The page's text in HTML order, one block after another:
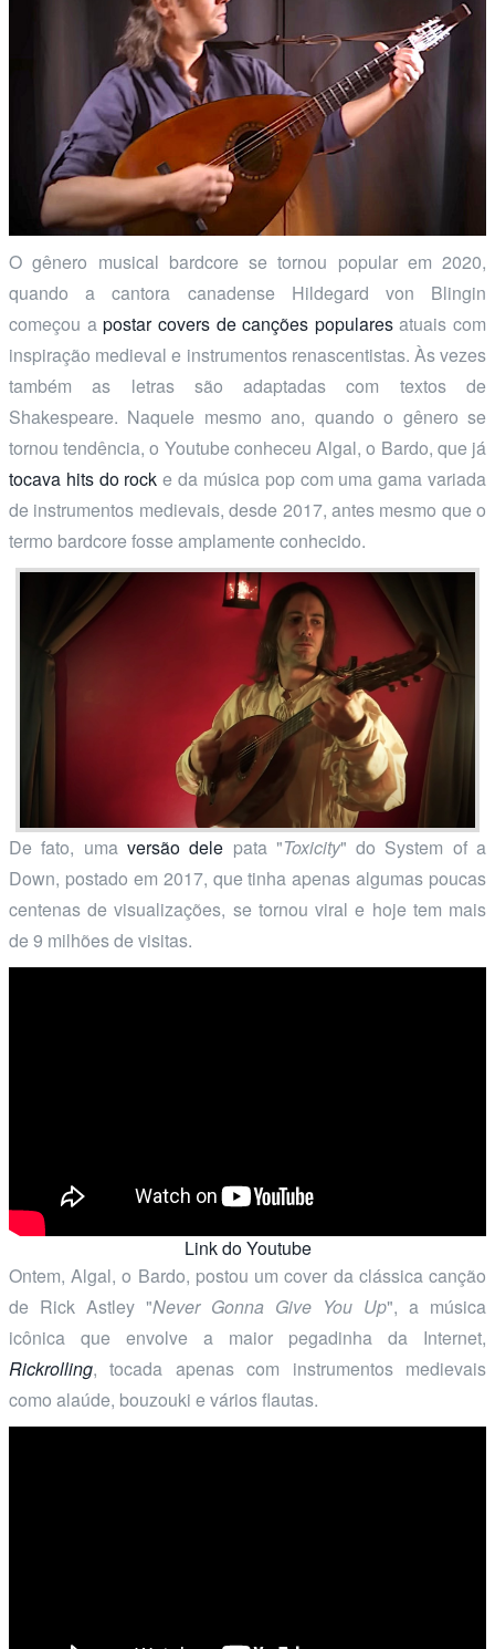
O gênero musical bardcore se tornou popular em 2020,
quando a cantora canadense Hildegard von Blingin
começou apostar covers de canções popularesatuais com
inspiração medieval e instrumentos renascentistas. Às vezes
também as letras são adaptadas com textos de
Shakespeare. Naquele mesmo ano, quando o gênero se
tornou tendência, o Youtube conheceu Algal, o Bardo, que já
tocava hits do rock e da música pop com uma gama variada
de instrumentos medievais, desde 2017, antes mesmo que o
termo bardcore fosse amplamente conhecido.
De fato, uma versão dele pata "Toxicity" do System of a
Down, postado em 2017, que tinha apenas algumas poucas
centenas de visualizações, se tornou viral e hoje tem mais
de 9 milhões de visitas.
Link do Youtube
Ontem, Algal, o Bardo, postou um cover da clássica canção
de Rick Astley "Never Gonna Give You Up", a música
icônica que envolve a maior pegadinha da Internet,
Rickrolling, tocada apenas com instrumentos medievais
como alaúde, bouzouki e vários flautas.